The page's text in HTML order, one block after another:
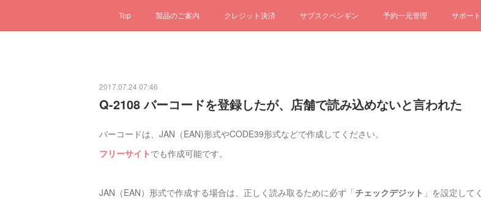
Top 製品のご案内 クレジット決済 サブスクペンギン 予約一元管理 サポート
2017.07.24 07:46
Q-2108 バーコードを登録したが、店舗で読み込めないと言われた
バーコードは、JAN（EAN)形式やCODE39形式などで作成してください。
フリーサイト でも作成可能です。
JAN（EAN）形式で作成する場合は、正しく読み取るために必ず「チェックデジット 」を設定してく